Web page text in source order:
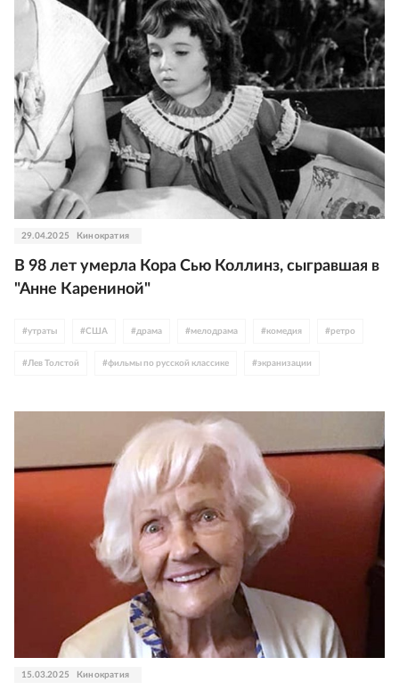
29.04.2025 Кинократия
В 98 лет умерла Кора Сью Коллинз, сыгравшая в
"Анне Карениной"
#утраты #США # драма #мелодрама #комедия #ретро
# Лев Толстой #фильмы по русской классике #экранизации
15.03.2025 Кинократия